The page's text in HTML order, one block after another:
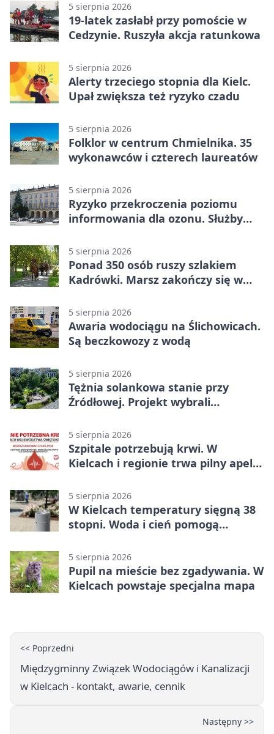
5 sierpnia 2026
19-latek zasłabł przy pomoście w
Cedzynie. Ruszyła akcja ratunkowa
5 sierpnia 2026
Alerty trzeciego stopnia dla Kielc.
Upał zwiększa też ryzyko czadu
5 sierpnia 2026
Folklor w centrum Chmielnika. 35
wykonawców i czterech laureatów
5 sierpnia 2026
Ryzyko przekroczenia poziomu
informowania dla ozonu. Służby
5 sierpnia 2026
Ponad 350 osób ruszy szlakiem
Kadrówki. Marsz zakończy się w
5 sierpnia 2026
Awaria wodociągu na Ślichowicach.
Są beczkowozy z wodą
5 sierpnia 2026
Tężnia solankowa stanie przy
Źródłowej. Projekt wybrali
5 sierpnia 2026
Szpitale potrzebują krwi. W
Kielcach i regionie trwa pilny apel
5 sierpnia 2026
W Kielcach temperatury sięgną 38
stopni. Woda i cień pomogą
5 sierpnia 2026
Pupil na mieście bez zgadywania. W
Kielcach powstaje specjalna mapa
<< Poprzedni
Międzygminny Związek Wodociągów i Kanalizacji
w Kielcach - kontakt, awarie, cennik
Następny >>